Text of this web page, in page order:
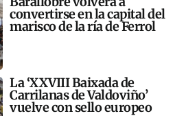
convertirse en la capital del
marisco de la ría de Ferrol
La ‘XXVIII Baixada de
Carrilanas de Valdoviño’
vuelve con sello europeo